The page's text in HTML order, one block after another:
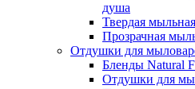
душа
Твердая
Прозрачная
Отдушки для
Бленды Natural
Отдушки для